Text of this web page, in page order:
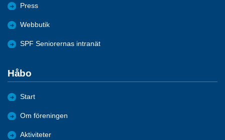
Press
Webbutik
SPF Seniorernas intranät
Håbo
Start
Om föreningen
Aktiviteter